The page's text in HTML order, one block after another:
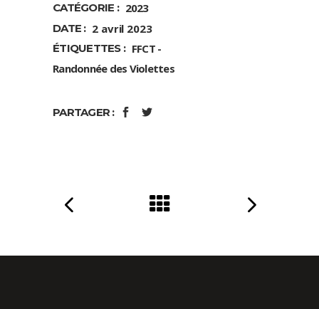
CATÉGORIE : 2023
DATE : 2 avril 2023
ÉTIQUETTES : FFCT
Randonnée des Violettes
PARTAGER :